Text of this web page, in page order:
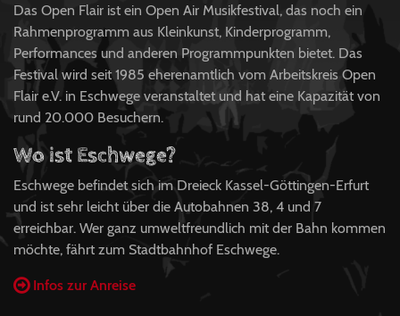
Das Open Flair ist ein Open Air Musikfestival, das noch ein
Rahmenprogramm aus Kleinkunst, Kinderprogramm,
Performances und anderen Programmpunkten bietet. Das
Festival wird seit 1985 eherenamtlich vom Arbeitskreis Open
Flair e.V. in Eschwege veranstaltet und hat eine Kapazität von
rund 20.000 Besuchern.
Wo ist Eschwege?
Eschwege befindet sich im Dreieck Kassel-Göttingen-Erfurt
und ist sehr leicht über die Autobahnen 38, 4 und 7
erreichbar. Wer ganz umweltfreundlich mit der Bahn kommen
möchte, fährt zum Stadtbahnhof Eschwege.
Infos zur Anreise